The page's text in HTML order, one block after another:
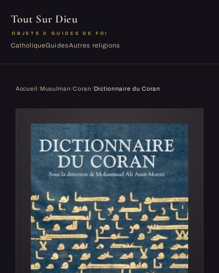
Tout Sur Dieu
OBJETS & GUIDES DE FOI
CatholiqueGuidesAutres religions
Accueil/ Musulman/Coran/ Dictionnaire du Coran